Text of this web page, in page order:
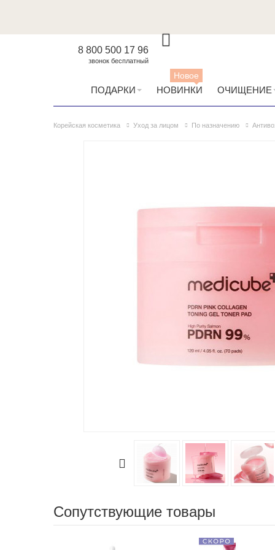
8 800 500 17 96
звонок бесплатный
ПОДАРКИ НОВИНКИ
Новое
ОЧИЩЕНИЕ
Корейская косметика Уход за лицом По назначению
Сопутствующие товары